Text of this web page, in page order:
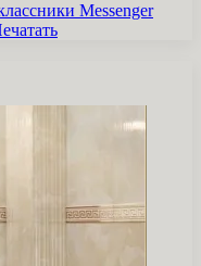
Messenger